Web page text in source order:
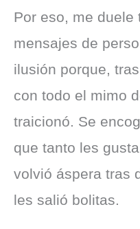
Por eso, me duele
mensajes de
ilusión porque,
con todo el mimo
traicionó. Se
que tanto les
volvió áspera tras
les salió bolitas.